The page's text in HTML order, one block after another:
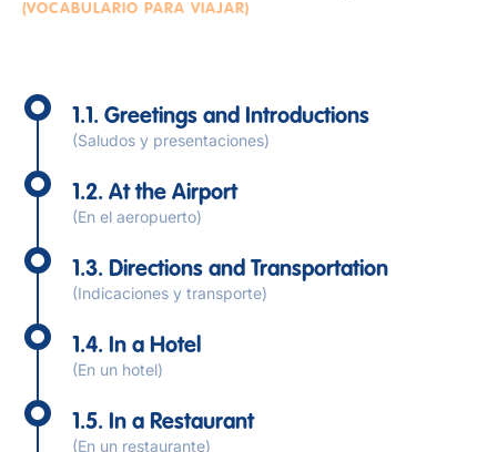
(VOCABULARIO PARA VIAJAR)
1.1. Greetings and Introductions
(Saludos y presentaciones)
1.2. At the Airport
(En el aeropuerto)
1.3. Directions and Transportation
(Indicaciones y transporte)
1.4. In a Hotel
(En un hotel)
1.5. In a Restaurant
(En un restaurante)